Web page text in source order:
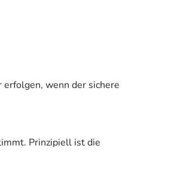
wenn der sichere
Prinzipiell ist die